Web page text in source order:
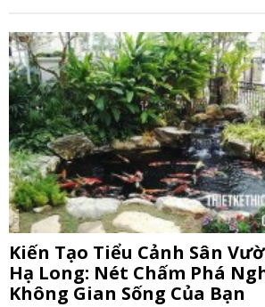
Kiến Tạo Tiểu Cảnh Sân
Hạ Long: Nét Chấm Phá
Không Gian Sống Của Bạn